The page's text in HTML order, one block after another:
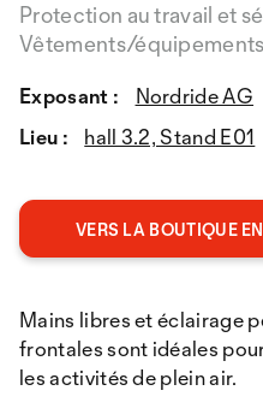
Protection au travail et
Vêtements/équipements
Exposant :
Nordride AG
Lieu :
hall 3.2, Stand E01
VERS LA BOUTIQUE
Mains libres et éclairage
frontales sont idéales
les activités de plein air.